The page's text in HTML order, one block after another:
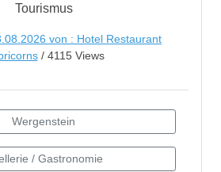
Tourismus
von : Hotel Restaurant
/ 4115 Views